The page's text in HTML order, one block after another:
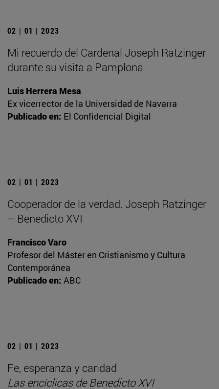
02 | 01 | 2023
Mi recuerdo del Cardenal Joseph Ratzinger
durante su visita a Pamplona
Luis Herrera Mesa
Ex vicerrector de la Universidad de Navarra
Publicado en: El Confidencial Digital
02 | 01 | 2023
Cooperador de la verdad. Joseph Ratzinger
– Benedicto XVI
Francisco Varo
Profesor del Máster en Cristianismo y Cultura
Contemporánea
Publicado en: ABC
02 | 01 | 2023
Fe, esperanza y caridad
Las encíclicas de Benedicto XVI